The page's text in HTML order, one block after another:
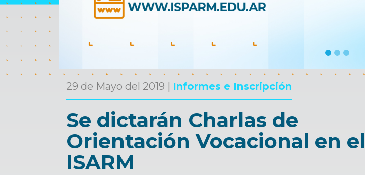
29 de Mayo del 2019 | Informes e Inscripción
Se dictarán Charlas de
Orientación Vocacional en el
ISARM